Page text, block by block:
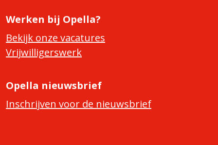
Werken bij Opella?
Bekijk onze vacatures
Vrijwilligerswerk
Opella nieuwsbrief
Inschrijven voor de nieuwsbrief